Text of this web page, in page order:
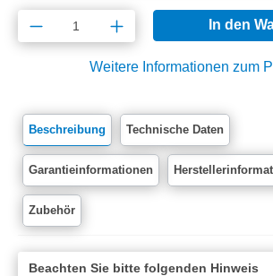
Produkt Anzahl: Gib den
In den
Weitere Informationen zum
Beschreibung Technische Daten
Garantieinformationen
Zubehör
Beachten Sie bitte folgenden Hinweis